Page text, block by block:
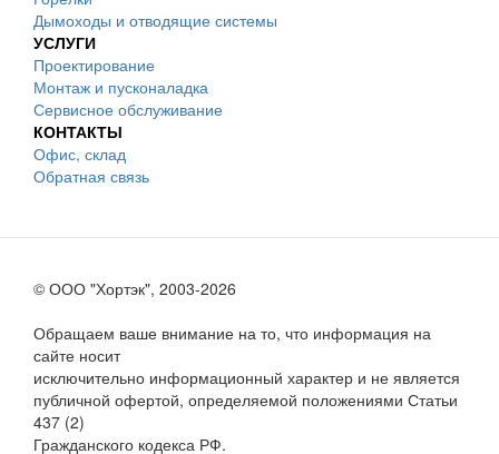
Дымоходы и отводящие системы
УСЛУГИ
Проектирование
Монтаж и пусконаладка
Сервисное обслуживание
КОНТАКТЫ
Офис, склад
Обратная связь
© ООО "Хортэк", 2003-2026
Обращаем ваше внимание на то, что информация на
сайте носит
исключительно информационный характер и не является
публичной офертой, определяемой положениями Статьи
437 (2)
Гражданского кодекса РФ.